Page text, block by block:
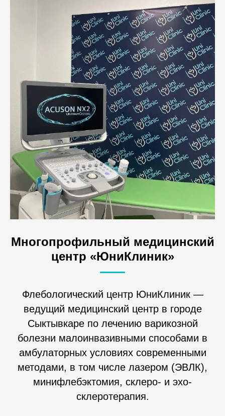
Многопрофильный медицинский
центр «ЮниКлиник»
Флебологический центр ЮниКлиник —
ведущий медицинский центр в городе
Сыктывкаре по лечению варикозной
болезни малоинвазивными способами в
амбулаторных условиях современными
методами, в том числе лазером (ЭВЛК),
минифлебэктомия, склеро- и эхо-
склеротерапия.